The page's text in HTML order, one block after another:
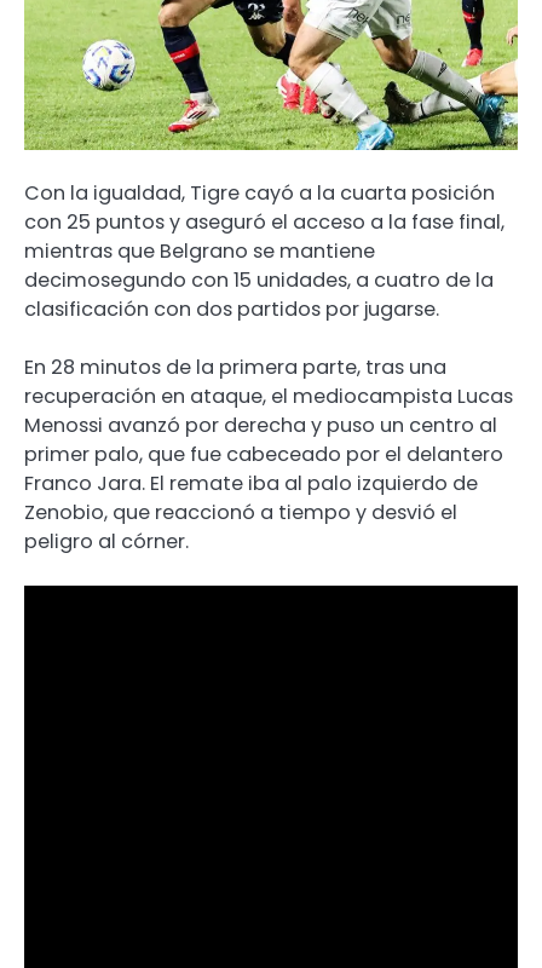
Con la igualdad, Tigre cayó a la cuarta posición
con 25 puntos y aseguró el acceso a la fase final,
mientras que Belgrano se mantiene
decimosegundo con 15 unidades, a cuatro de la
clasificación con dos partidos por jugarse.
En 28 minutos de la primera parte, tras una
recuperación en ataque, el mediocampista Lucas
Menossi avanzó por derecha y puso un centro al
primer palo, que fue cabeceado por el delantero
Franco Jara. El remate iba al palo izquierdo de
Zenobio, que reaccionó a tiempo y desvió el
peligro al córner.